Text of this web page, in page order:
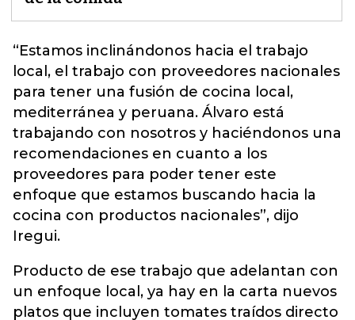
“Estamos inclinándonos hacia el trabajo
local, el trabajo con proveedores nacionales
para tener una fusión de cocina local,
mediterránea y peruana. Álvaro está
trabajando con nosotros y haciéndonos una
recomendaciones en cuanto a los
proveedores para poder tener este
enfoque que estamos buscando hacia la
cocina con productos nacionales”, dijo
Iregui.
Producto de ese trabajo que adelantan con
un enfoque local, ya hay en la carta nuevos
platos que incluyen tomates traídos directo